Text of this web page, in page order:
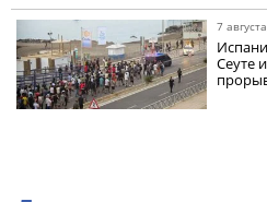
7
Сеуте